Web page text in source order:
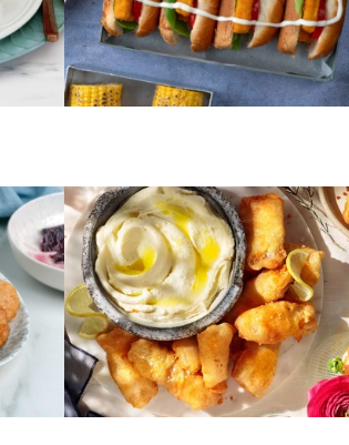
Μπακαλιάρος με
ΨΑΡΙΑ